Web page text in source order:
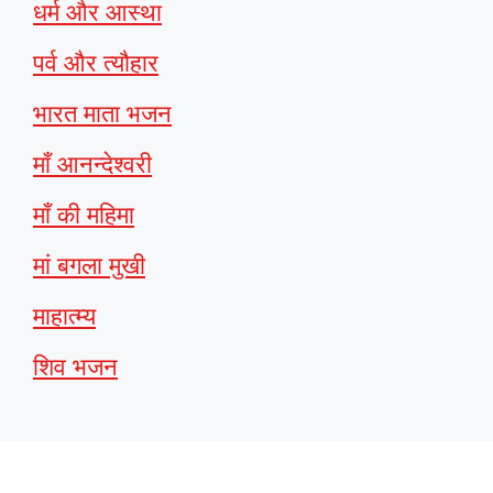
धर्म और आस्था
पर्व और त्यौहार
भारत माता भजन
माँ आनन्देश्वरी
माँ की महिमा
मां बगला मुखी
माहात्म्य
शिव भजन